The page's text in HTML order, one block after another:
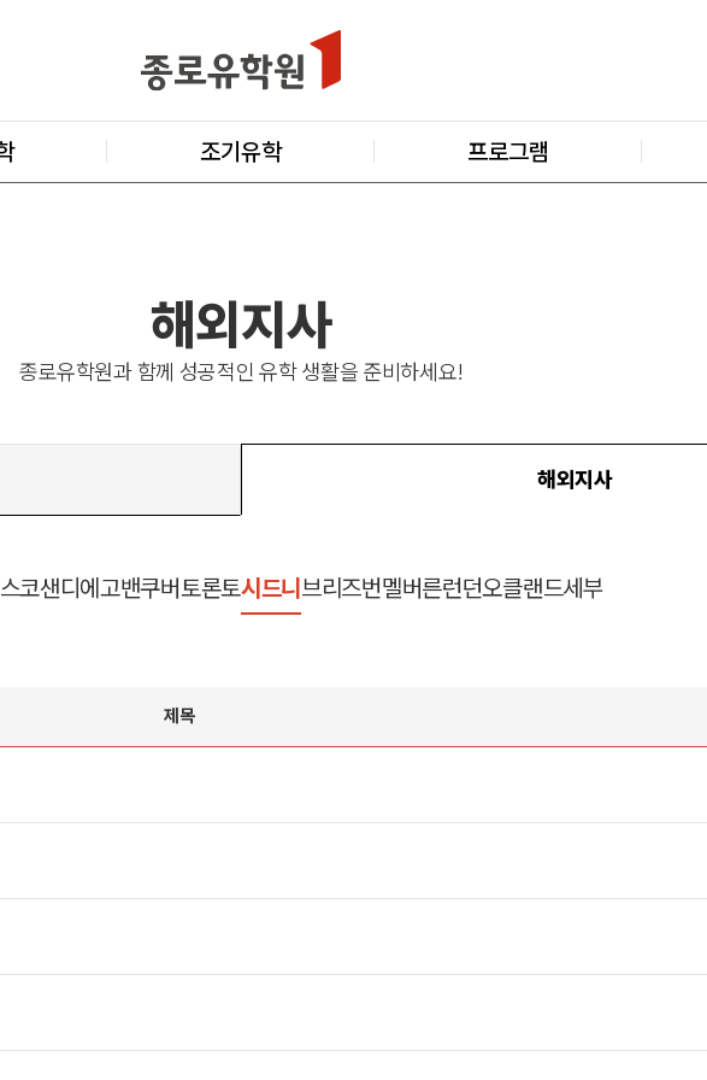
조기유학 프로그램
해외지사
종로유학원과 함께 성공적인 유학 생활을 준비하세요!
해외지사
코샌디에고밴쿠버토론토시드니 브리즈번멜버른런던오클랜드세부
제목